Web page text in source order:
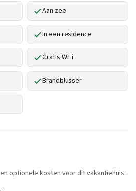
Aan zee
In een residence
Gratis WiFi
Brandblusser
optionele kosten voor dit vakantiehuis.